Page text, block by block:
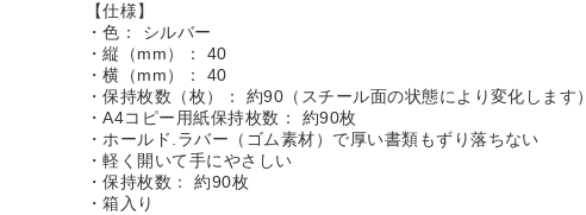
【仕様】
・色： シルバー
・縦（mm）： 40
・横（mm）： 40
・保持枚数（枚）： 約90（スチール面の状態により変化します）
・A4コピー用紙保持枚数： 約90枚
・ホールド.ラバー（ゴム素材）で厚い書類もずり落ちない
・軽く開いて手にやさしい
・保持枚数： 約90枚
・箱入り